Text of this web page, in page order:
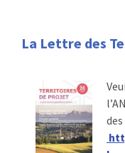
La Lettre des